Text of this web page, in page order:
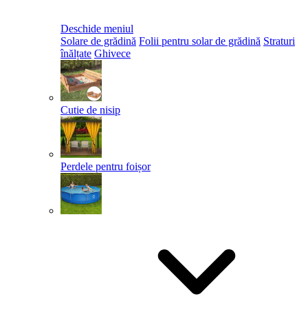
Deschide meniul
Solare de grădină Folii pentru solar de grădină Straturi
înălțate Ghivece
Cutie de nisip
Perdele pentru foișor